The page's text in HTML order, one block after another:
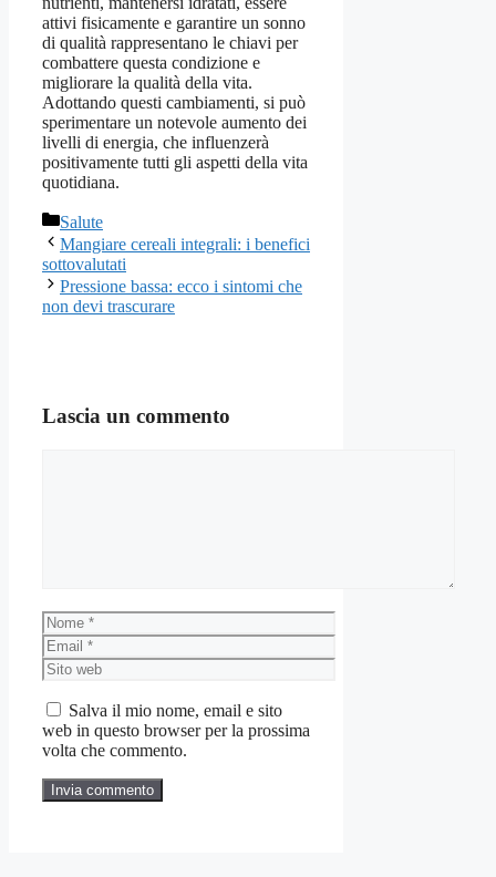
attivi fisicamente e garantire un sonno
di qualità rappresentano le chiavi per
combattere questa condizione e
migliorare la qualità della vita.
Adottando questi cambiamenti, si può
sperimentare un notevole aumento dei
livelli di energia, che influenzerà
positivamente tutti gli aspetti della vita
quotidiana.
Categorie
Salute
Mangiare cereali integrali: i benefici
sottovalutati
Pressione bassa: ecco i sintomi che
non devi trascurare
Lascia un commento
Nome
Email
Sito
web
Salva il mio nome, email e sito
web in questo browser per la prossima
volta che commento.